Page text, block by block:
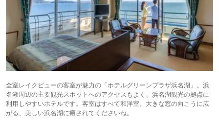
全室レイクビューの客室が魅力の「ホテルグリーンプラザ浜名湖」。浜
名湖周辺の主要観光スポットへのアクセスもよく、浜名湖観光の拠点に
利用しやすいホテルです。客室はすべて和洋室。大きな窓の向こうに広
がる、美しい浜名湖に癒されてくださいね。